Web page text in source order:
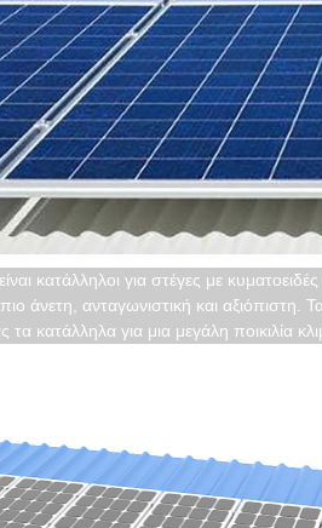
κατάλληλοι για στέγες με
άνετη, ανταγωνιστική και
τα κατάλληλα για μια μεγάλη ποικιλία